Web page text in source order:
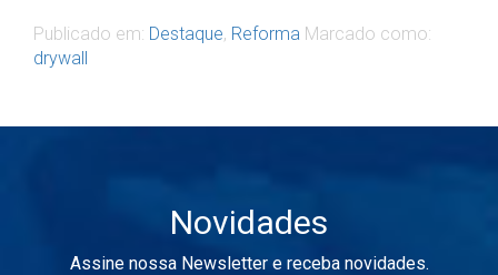
Publicado em: Destaque, Reforma Marcado como:
drywall
Novidades
Assine nossa Newsletter e receba novidades.